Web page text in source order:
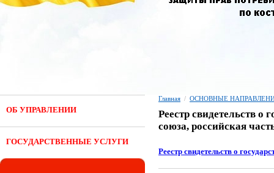
ОБ УПРАВЛЕНИИ
ГОСУДАРСТВЕННЫЕ УСЛУГИ
Главная / ОСНОВНЫЕ
Реестр свидетельств о
союза, российская
Реестр свидетельств о